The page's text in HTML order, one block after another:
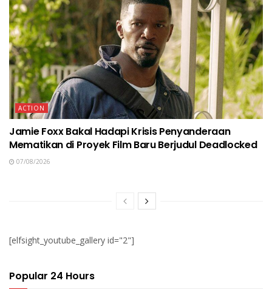
ACTION
Jamie Foxx Bakal Hadapi Krisis Penyanderaan
Mematikan di Proyek Film Baru Berjudul Deadlocked
07/08/2026
[elfsight_youtube_gallery id="2"]
Popular 24 Hours